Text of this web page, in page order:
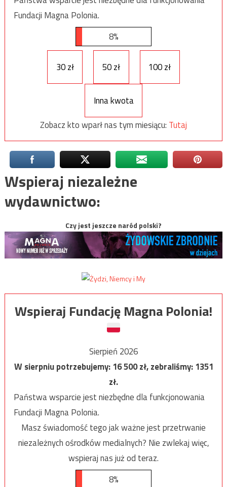
Fundacji Magna Polonia.
8%
30 zł 50 zł 100 zł
Inna kwota
Zobacz kto wparł nas tym miesiącu: Tutaj
Wspieraj niezależne
wydawnictwo:
Czy jest jeszcze naród polski?
Wspieraj Fundację Magna Polonia!
Sierpień 2026
W sierpniu potrzebujemy:16 500zł, zebraliśmy:1351
zł.
Państwa wsparcie jest niezbędne dla funkcjonowania
Fundacji Magna Polonia.
Masz świadomość tego jak ważne jest przetrwanie
niezależnych ośrodków medialnych? Nie zwlekaj więc,
wspieraj nas już od teraz.
8%